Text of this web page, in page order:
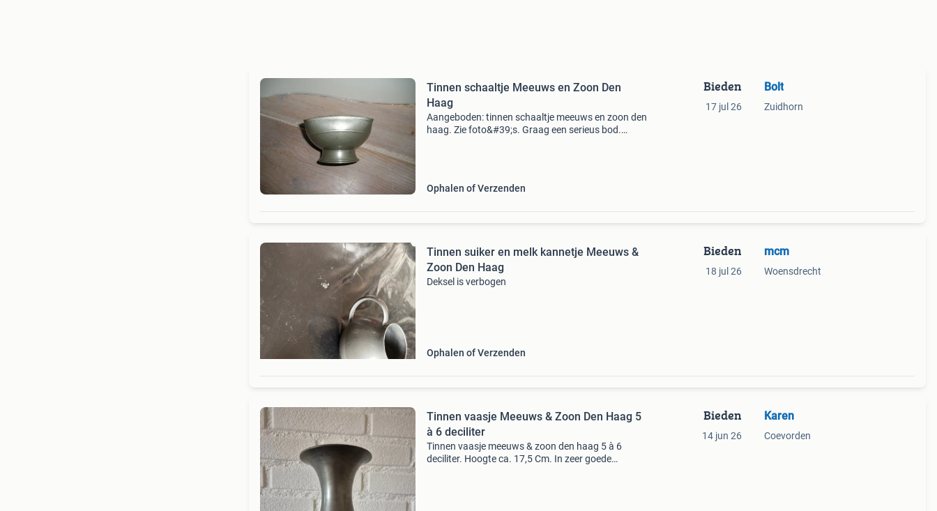
Tinnen schaaltje Meeuws en Zoon Den
Haag
Aangeboden: tinnen schaaltje meeuws en zoon den
haag. Zie foto&#39;s. Graag een serieus bod.
Ophalen of Verzenden
Bieden
17 jul 26
Bolt
Zuidhorn
Tinnen suiker en melk kannetje Meeuws &
Zoon Den Haag
Deksel is verbogen
Ophalen of Verzenden
Bieden
18 jul 26
mcm
Woensdrecht
Tinnen vaasje Meeuws & Zoon Den Haag 5
à 6 deciliter
Tinnen vaasje meeuws & zoon den haag 5 à 6
deciliter. Hoogte ca. 17,5 Cm. In zeer goede
Bieden
14 jun 26
Karen
Coevorden